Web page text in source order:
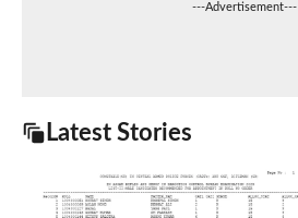
---Advertisement---
Latest Stories